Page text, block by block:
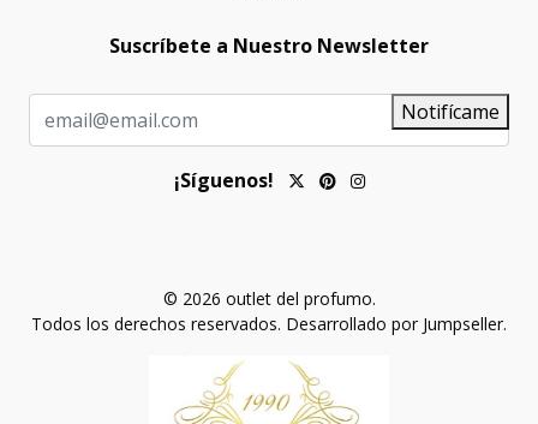
Suscríbete a Nuestro Newsletter
Notifícame
¡Síguenos!
© 2026 outlet del profumo.
Todos los derechos reservados. Desarrollado por Jumpseller.